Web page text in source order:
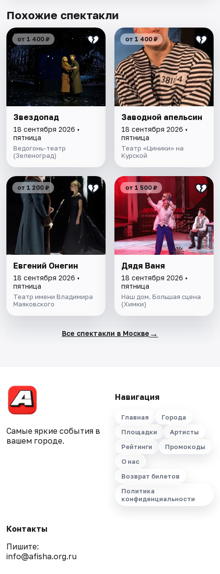
Похожие спектакли
от 1 400 ₽
Звездопад
18 сентября 2026 •
пятница
Ведогонь-театр
(Зеленоград)
от 1 400 ₽
Заводной апельсин
18 сентября 2026 •
пятница
Театр «Циники» на
Курской
от 1 200 ₽
Евгений Онегин
18 сентября 2026 •
пятница
Театр имени Владимира
Маяковского
от 1 500 ₽
Дядя Ваня
18 сентября 2026 •
пятница
Наш дом. Большая сцена
(Химки)
Все спектакли в Москве →
Самые яркие события в
вашем городе.
Навигация
Главная
Города
Площадки
Артисты
Рейтинги
Промокоды
О нас
Возврат билетов
Политика
конфиденциальности
Контакты
Пишите:
info@afisha.org.ru